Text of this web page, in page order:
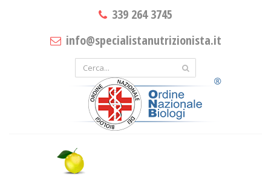
339 264 3745
info@specialistanutrizionista.it